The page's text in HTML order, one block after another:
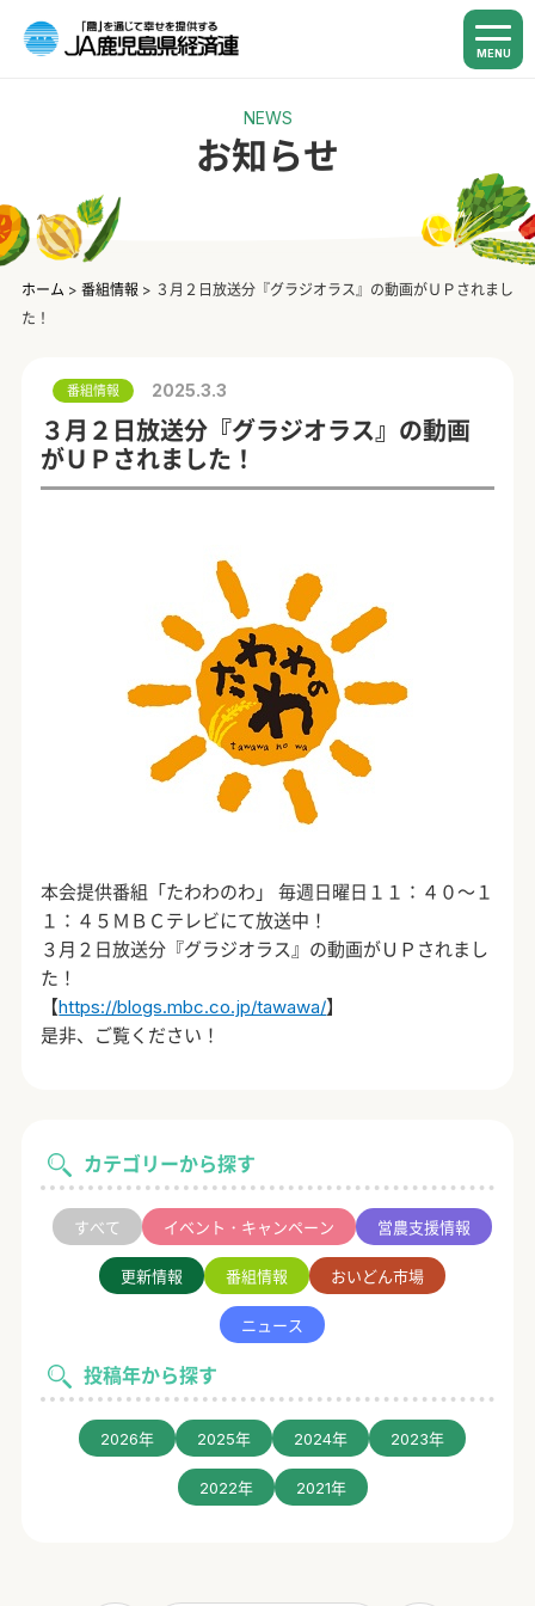
MENU
NEWS
お知らせ
ホーム > 番組情報 > ３月２日放送分『グラジオラス』の動画がＵＰされまし
た！
カテゴリーから探す
すべて イベント・キャンペーン 営農支援情報
更新情報 番組情報 おいどん市場
ニュース
投稿年から探す
2026年 2025年 2024年 2023年
2022年 2021年
番組情報 2025.3.3
３月２日放送分『グラジオラス』の動画
がＵＰされました！
本会提供番組「たわわのわ」 毎週日曜日１１：４０～１
１：４５ＭＢＣテレビにて放送中！
３月２日放送分『グラジオラス』の動画がＵＰされまし
た！
【https://blogs.mbc.co.jp/tawawa/】
是非、ご覧ください！